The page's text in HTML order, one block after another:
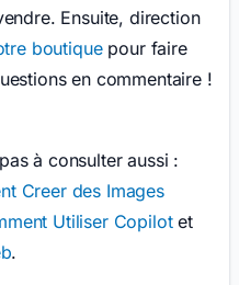
Ensuite, direction
boutiquepour faire
en commentaire !
à consulter aussi :
Creer des Images
Utiliser Copilotet
.